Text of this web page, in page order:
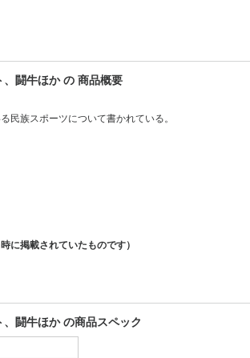
闘牛ほか の 商品概要
民族スポーツについて書かれている。
に掲載されていたものです）
闘牛ほか の商品スペック